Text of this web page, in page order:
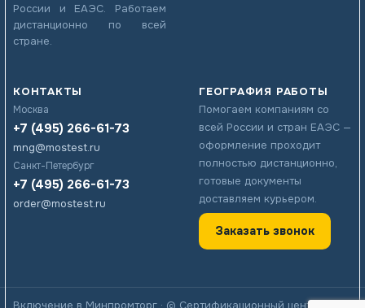
России и ЕАЭС. Работаем
дистанционно по всей
стране.
КОНТАКТЫ
Москва
+7 (495) 266-61-73
mng@mostest.ru
Санкт-Петербург
+7 (495) 266-61-73
order@mostest.ru
ГЕОГРАФИЯ РАБОТЫ
Помогаем компаниям со
всей России и стран ЕАЭС —
оформление проходит
полностью дистанционно,
готовые документы
доставляем курьером.
Заказать звонок
Включение в Минпромторг · © Сертификационный центр